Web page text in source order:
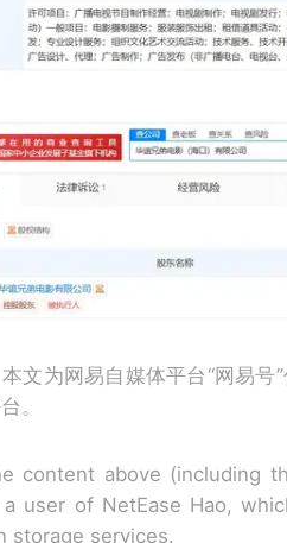
文为网易自媒体平台“网易
。
content above (including
user of NetEase Hao,
storage services.